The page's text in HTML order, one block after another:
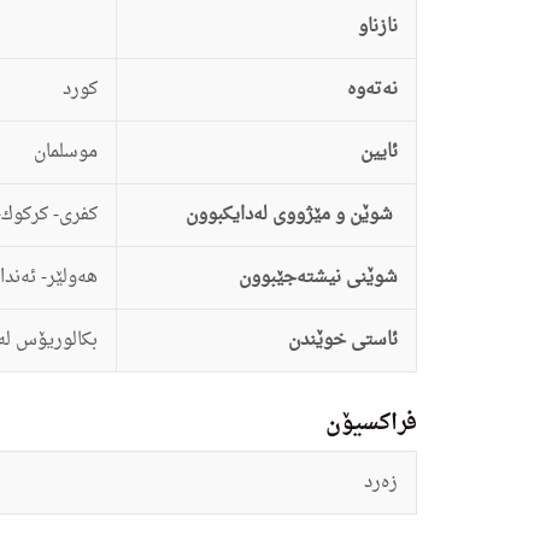
نازناو
نەتەوە
كورد
ئایین
موسلمان
شوێن و مێژووی لەدایکبوون
كفرى- كركوك-
شوێنی نیشتەجێبوون
هه‌ولێر-
ئاستى خوێندن
بكالوریۆس
فراکسیۆن
زەرد